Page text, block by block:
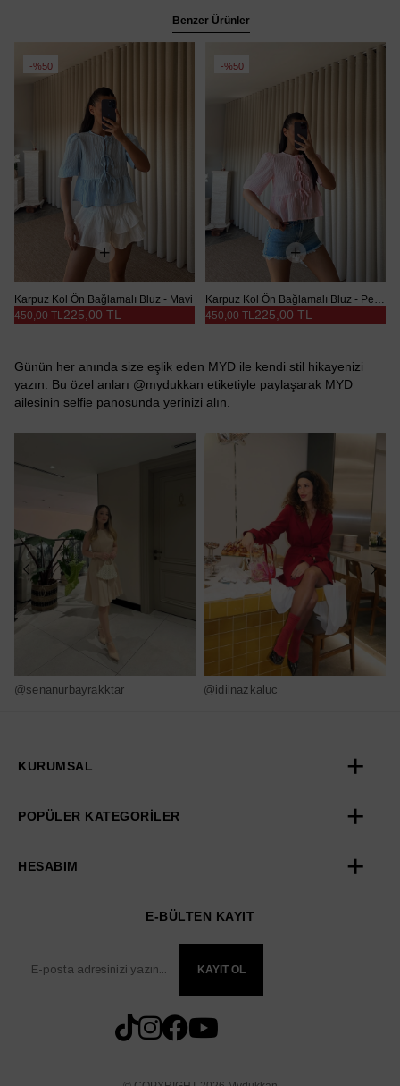
Benzer Ürünler
%50
Karpuz Kol Ön Bağlamalı Bluz - Mavi
225,00 TL
450,00 TL
%50
Karpuz Kol Ön Bağlamalı Bluz - Pembe
225,00 TL
450,00 TL
Günün her anında size eşlik eden MYD ile kendi stil hikayenizi
yazın. Bu özel anları @mydukkan etiketiyle paylaşarak MYD
ailesinin selfie panosunda yerinizi alın.
@senanurbayrakktar @idilnazkaluc
KURUMSAL
POPÜLER KATEGORİLER
HESABIM
E-BÜLTEN KAYIT
KAYIT OL